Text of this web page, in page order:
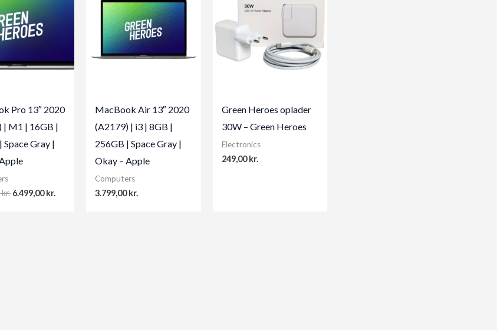
Pro 13″ 2020
| M1 | 16GB |
Space Gray |
kr. Original
6.499,00kr.
MacBook Air 13″ 2020
(A2179) | i3 | 8GB |
256GB | Space Gray |
Okay – Apple
Computers
3.799,00kr.
Green Heroes oplader
30W – Green Heroes
Electronics
249,00kr.